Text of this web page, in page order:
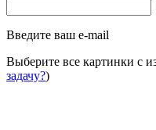
Введите ваш e-mail
Выберите все картинки с
задачу?)